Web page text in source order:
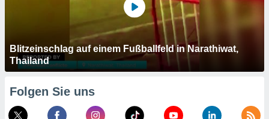
Blitzeinschlag auf einem Fußballfeld in Narathiwat,
Thailand
Folgen Sie uns